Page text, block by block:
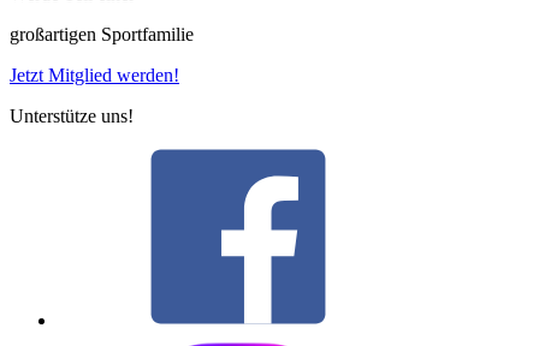
großartigen Sportfamilie
Jetzt Mitglied werden!
Unterstütze uns!